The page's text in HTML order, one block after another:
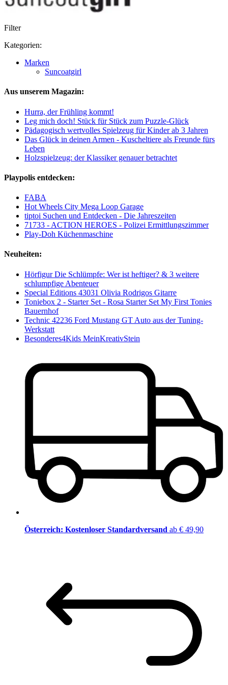
Filter
Kategorien:
Marken
Suncoatgirl
Aus unserem Magazin:
Hurra, der Frühling kommt!
Leg mich doch! Stück für Stück zum Puzzle-Glück
Pädagogisch wertvolles Spielzeug für Kinder ab 3 Jahren
Das Glück in deinen Armen - Kuscheltiere als Freunde fürs
Leben
Holzspielzeug: der Klassiker genauer betrachtet
Playpolis entdecken:
FABA
Hot Wheels City Mega Loop Garage
tiptoi Suchen und Entdecken - Die Jahreszeiten
71733 - ACTION HEROES - Polizei Ermittlungszimmer
Play-Doh Küchenmaschine
Neuheiten:
Hörfigur Die Schlümpfe: Wer ist heftiger? & 3 weitere
schlumpfige Abenteuer
Special Editions 43031 Olivia Rodrigos Gitarre
Toniebox 2 - Starter Set - Rosa Starter Set My First Tonies
Bauernhof
Technic 42236 Ford Mustang GT Auto aus der Tuning-
Werkstatt
Besonderes4Kids MeinKreativStein
Österreich: Kostenloser Standardversand ab € 49,90